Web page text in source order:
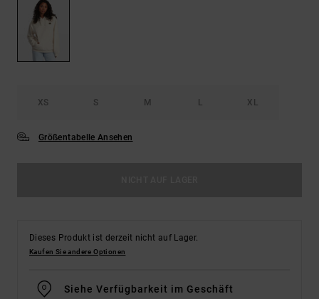
XS S M L XL
Größentabelle Ansehen
Dieses Produkt ist derzeit nicht auf Lager.
Kaufen Sie andere Optionen
Siehe Verfügbarkeit im Geschäft